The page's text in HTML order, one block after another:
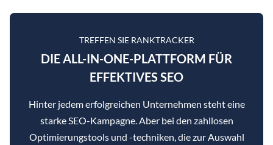
TREFFEN SIE RANKTRACKER
DIE ALL-IN-ONE-PLATTFORM FÜR
EFFEKTIVES SEO
Hinter jedem erfolgreichen Unternehmen steht eine
starke SEO-Kampagne. Aber bei den zahllosen
Optimierungstools und -techniken, die zur Auswahl